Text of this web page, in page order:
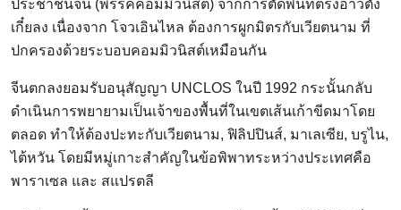
ประชาชนจีน (พรรคคอมมิวนิสต์) จากการตัดพื้นที่ตรงอ่าวตัง
เกี๋ยลง เนื่องจาก โจวเอินไหล ต้องการผูกมิตรกับเวียตนาม ที่
ปกครองด้วยระบอบคอมมิวนิสต์เหมือนกัน
จีนตกลงยอมรับอนุสัญญา UNCLOS ในปี 1992 กระนั้นกลับ
ดำเนินการพยายามเป็นเจ้าของพื้นที่ในเขตเส้นเก้าขีดมาโดย
ตลอด ทำให้ต้องปะทะกับเวียตนาม, ฟิลิปปินส์, มาเลเซีย, บรูไน,
ไต้หวัน โดยมีหมู่เกาะสำคัญในข้อพิพาทระหว่างประเทศคือ
พาราเซล และ สแปรตลี